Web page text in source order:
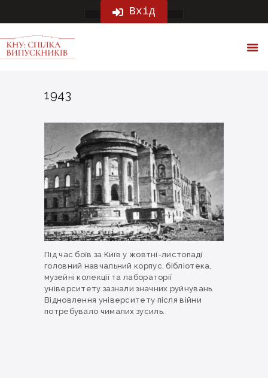
Вхід
ПРО НАС
ПРО КНУ
НОВИНИ
КОНТАКТИ
1943
Під час боїв за Київ у жовтні-листопаді
головний навчальний корпус, бібліотека,
музейні колекції та лабораторії
університету зазнали значних руйнувань.
Відновлення університету після війни
потребувало чималих зусиль.